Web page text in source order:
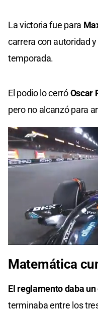
La victoria fue para
carrera con autoridad
temporada.
El podio lo cerróOscar
pero no alcanzó para
Matemática
El reglamento daba
terminaba entre los